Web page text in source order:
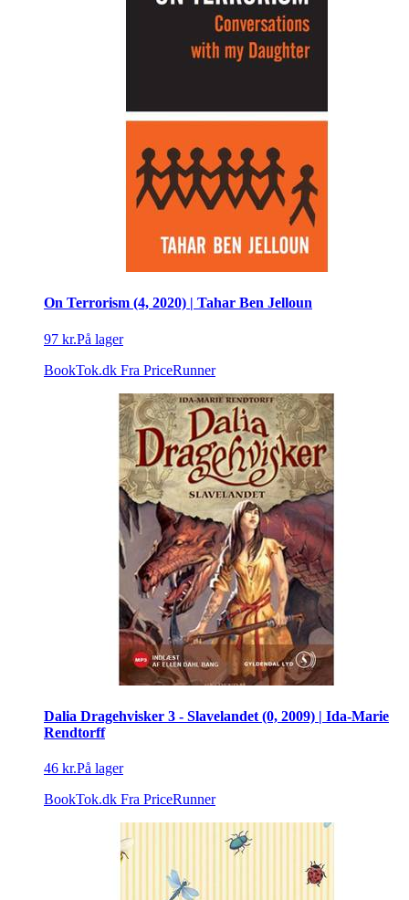
On Terrorism (4, 2020) | Tahar Ben Jelloun
97 kr.På lager
BookTok.dk Fra PriceRunner
Dalia Dragehvisker 3 - Slavelandet (0, 2009) | Ida-Marie
Rendtorff
46 kr.På lager
BookTok.dk Fra PriceRunner